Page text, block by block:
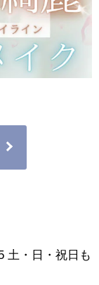
土・日・祝日も